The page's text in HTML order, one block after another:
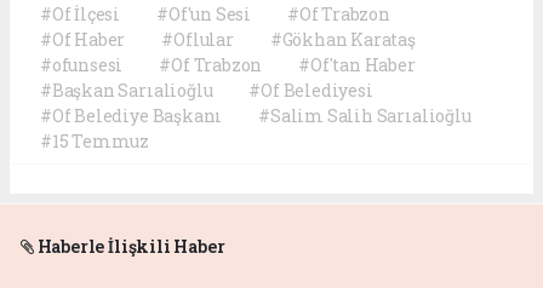
#Of İlçesi #Of'un Sesi
#Of Trabzon
#Of Haber
#Oflular
#Gökhan Karataş
#ofunsesi
#Of Trabzon
#Of'tan Haber
#Başkan Sarıalioğlu
#Of Belediyesi
#Of Belediye Başkanı
#Salim Salih Sarıalioğlu
#15 Temmuz
Haberle İlişkili Haber